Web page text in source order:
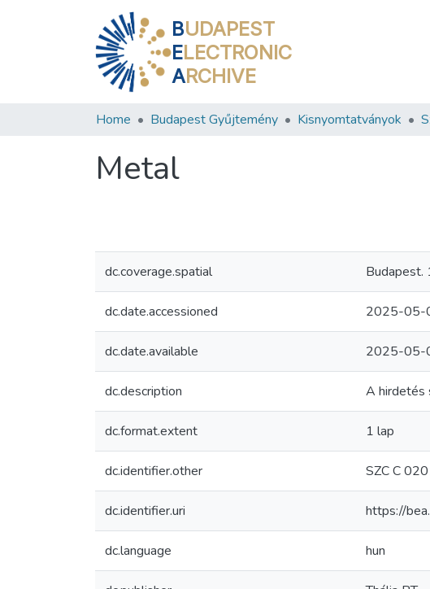
BUDAPEST
ELECTRONIC
ARCHIVE
Home Budapest Gyűjtemény Kisnyomtatványok
Metal
dc.coverage.spatial Budapest.
dc.date.accessioned 2025-05-
dc.date.available 2025-05-
dc.description A hirdetés
dc.format.extent 1 lap
dc.identifier.other SZC C
dc.identifier.uri https://
dc.language hun